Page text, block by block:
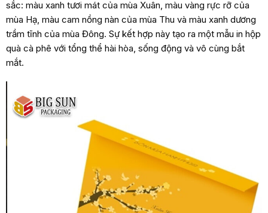
sắc: màu xanh tươi mát của mùa Xuân, màu vàng rực rỡ của
mùa Hạ, màu cam nồng nàn của mùa Thu và màu xanh dương
trầm tĩnh của mùa Đông. Sự kết hợp này tạo ra một mẫu in hộp
quà cà phê với tổng thể hài hòa, sống động và vô cùng bắt
mắt.